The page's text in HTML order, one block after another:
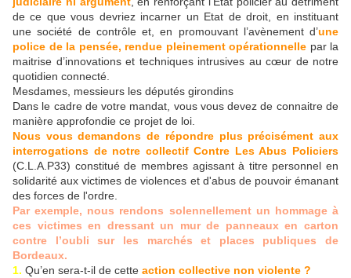
de ce que vous devriez incarner un Etat de droit, en instituant
une société de contrôle et, en promouvant l’avènement d’une
police de la pensée, rendue pleinement opérationnelle par la
maitrise d’innovations et techniques intrusives au cœur de notre
quotidien connecté.
Mesdames, messieurs les députés girondins
Dans le cadre de votre mandat, vous vous devez de connaitre de
manière approfondie ce projet de loi.
Nous vous demandons de répondre plus précisément aux
interrogations de notre collectif Contre Les Abus Policiers
(C.L.A.P33) constitué de membres agissant à titre personnel en
solidarité aux victimes de violences et d'abus de pouvoir émanant
des forces de l'ordre.
Par exemple, nous rendons solennellement un hommage à
ces victimes en dressant un mur de panneaux en carton
contre l’oubli sur les marchés et places publiques de
Bordeaux.
1. Qu’en sera-t-il de cette action collective non violente ?